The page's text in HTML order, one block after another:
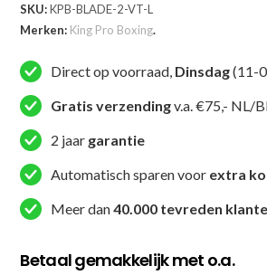
Pro
Boxing
Blade
Compressieshort
(KPB
BLADE
2
VT)
SKU:KPB-BLADE-2-VT-L
Merken: King Pro Boxing.
Direct op voorraad, Dinsdag(11-
Gratis verzendingv.a. €75,- NL/
2 jaar garantie
Automatisch sparen voor extra
Meer dan40.000 tevreden
Betaal gemakkelijk met o.a.